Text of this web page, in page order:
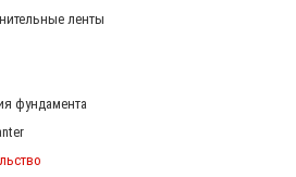
ленты
фундамента